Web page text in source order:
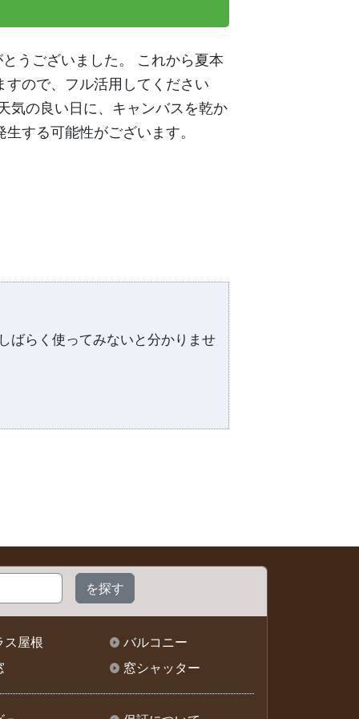
うございました。 これから夏本
ので、フル活用してください
気の良い日に、キャンバスを乾か
する可能性がございます。
ばらく使ってみないと分かりませ
ス屋根
バルコニー
窓シャッター